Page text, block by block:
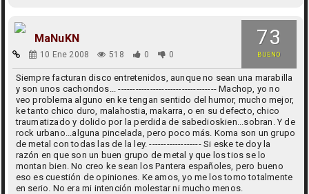
73
BUENO
MaNuKN
10 Ene 2008 518 0 0
Siempre facturan disco entretenidos, aunque no sean una marabilla
y son unos cachondos... ---------------------------------- Machop, yo no
veo problema alguno en ke tengan sentido del humor, mucho mejor,
ke tanto chico duro, malahostia, makarra, o en su defecto, chico
traumatizado y dolido por la perdida de sabedioskien...sobran. Y de
rock urbano...alguna pincelada, pero poco más. Koma son un grupo
de metal con todas las de la ley. ------------------ Si eske te doy la
razón en que son un buen grupo de metal y que los tios se lo
montan bien. No creo ke sean los Pantera españoles, pero bueno
eso es cuestión de opiniones. Ke amos, yo me los tomo totalmente
en serio. No era mi intención molestar ni mucho menos.